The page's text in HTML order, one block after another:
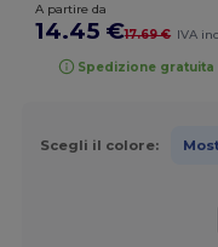
A partire da
14.45 €17.69 € IVA
Spedizione
Scegli il colore: